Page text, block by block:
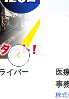
イバー
医
事
株